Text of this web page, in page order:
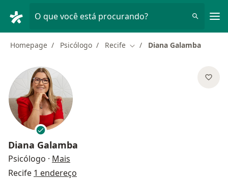
O que você está procurando?
Homepage Psicólogo Recife Mudar de cidade
Diana Galamba
Diana Galamba
Psicólogo · Mais
Recife 1 endereço